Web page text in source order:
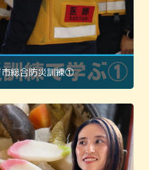
市総合防災訓練①